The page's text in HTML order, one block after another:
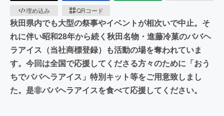
埋め込み
QRコード
秋田県内でも大型の祭事やイベントが相次いで中止。そ
れに伴い昭和28年から続く秋田名物・進藤冷菓のババヘ
ラアイス（当社商標登録）も活動の場を奪われていま
す。今回は全国で応援してくださる方々のために「おう
ちでババヘラアイス」特別キット等をご用意致しまし
た。是非ババヘラアイスを食べて応援してください。